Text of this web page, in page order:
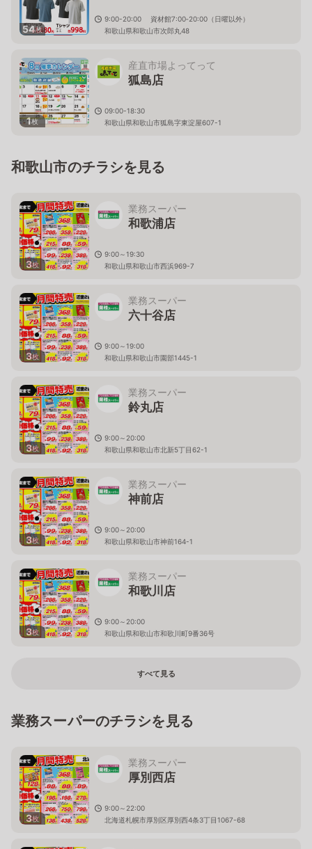
54枚
9:00-20:00 資材館7:00‐20:00（日曜以外）
和歌山県和歌山市次郎丸48
1枚
産直市場よってって
狐島店
09:00-18:30
和歌山県和歌山市狐島字東淀屋607-1
和歌山市のチラシを見る
3枚
業務スーパー
和歌浦店
9:00～19:30
和歌山県和歌山市西浜969-7
3枚
業務スーパー
六十谷店
9:00～19:00
和歌山県和歌山市園部1445-1
3枚
業務スーパー
鈴丸店
9:00～20:00
和歌山県和歌山市北新5丁目62-1
3枚
業務スーパー
神前店
9:00～20:00
和歌山県和歌山市神前164-1
3枚
業務スーパー
和歌川店
9:00～20:00
和歌山県和歌山市和歌川町9番36号
すべて見る
業務スーパーのチラシを見る
3枚
業務スーパー
厚別西店
9:00～22:00
北海道札幌市厚別区厚別西4条3丁目1067-68